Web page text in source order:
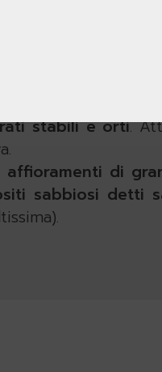
vi è anche
che cresce nei
stabili e orti.
affioramenti di
sabbiosi detti